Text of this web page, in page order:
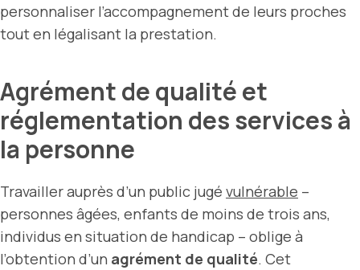
personnaliser l’accompagnement de leurs proches
tout en légalisant la prestation.
Agrément de qualité et
réglementation des services à
la personne
Travailler auprès d’un public jugé vulnérable –
personnes âgées, enfants de moins de trois ans,
individus en situation de handicap – oblige à
l’obtention d’un agrément de qualité. Cet